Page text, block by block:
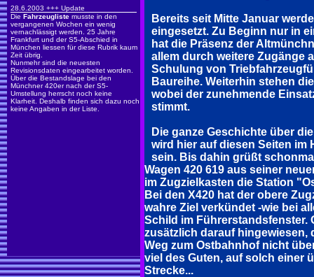
28.6.2003 +++ Update
Die Fahrzeugliste musste in den
vergangenen Wochen ein wenig
vernachlässigt werden. 25 Jahre
Frankfurt und der S5-Abschied in
München liessen für diese Rubrik kaum
Zeit übrig.
Nunmehr sind die neuesten
Revisionsdaten eingearbeitet worden.
Über die Bestandslage bei den
Münchner 420er nach der S5-
Umstellung herrscht noch keine
Klarheit. Deshalb finden sich dazu noch
keine Angaben in der Liste.
Bereits seit Mitte Januar
eingesetzt. Zu Beginn nur in
hat die Präsenz der
allem durch weitere Zugänge
Schulung von
Baureihe. Weiterhin stehen
wobei der zunehmende
stimmt.
Die ganze Geschichte über
wird hier auf diesen Seiten im
sein. Bis dahin grüßt
Wagen 420 619 aus seiner
im Zugzielkasten die Station
Bei den X420 hat der obere
wahre Ziel verkündet -wie bei
Schild im Führerstandsfenster.
zusätzlich darauf hingewiesen,
Weg zum Ostbahnhof nicht
viel des Guten, auf solch einer
Strecke...